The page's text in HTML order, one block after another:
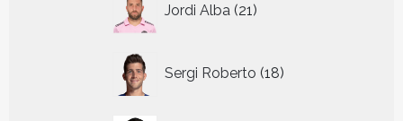
Jordi Alba 21
producten
Sergi Roberto 18
producten